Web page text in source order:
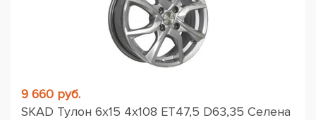
9 660 руб.
SKAD Тулон 6x15 4x108 ET47,5 D63,35 Селена